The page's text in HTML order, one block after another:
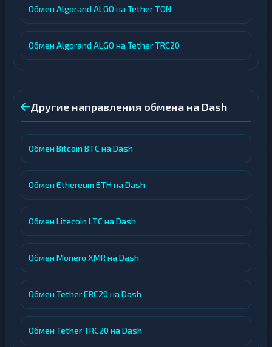
Обмен Algorand ALGO на Tether TON
Обмен Algorand ALGO на Tether TRC20
Другие направления обмена на Dash
Обмен Bitcoin BTC на Dash
Обмен Ethereum ETH на Dash
Обмен Litecoin LTC на Dash
Обмен Monero XMR на Dash
Обмен Tether ERC20 на Dash
Обмен Tether TRC20 на Dash